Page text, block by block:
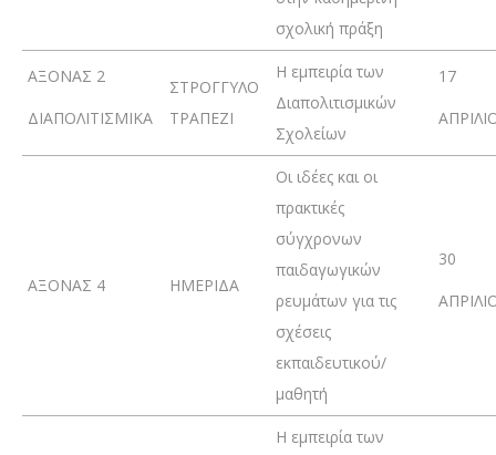
σχολική πράξη
ΑΞΟΝΑΣ 2
ΔΙΑΠΟΛΙΤΙΣΜΙΚΑ
ΣΤΡΟΓΓΥΛΟ
ΤΡΑΠΕΖΙ
Η εμπειρία των
Διαπολιτισμικών
Σχολείων
17
ΑΞΟΝΑΣ 4 ΗΜΕΡΙΔΑ
Οι ιδέες και οι
πρακτικές
σύγχρονων
παιδαγωγικών
ρευμάτων για τις
σχέσεις
εκπαιδευτικού/
μαθητή
30
Η εμπειρία των